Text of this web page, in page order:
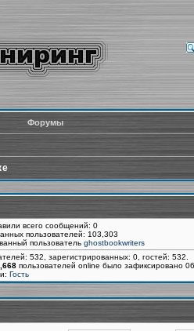
Форумы
всего сообщений: 0
пользователей: 103,303
пользователь ghostbookwriters
532, зарегистрированных: 0, гостей:
пользователей online было зафиксировано
Гость